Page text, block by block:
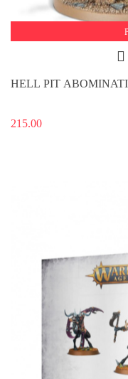
HELL PIT
215.00